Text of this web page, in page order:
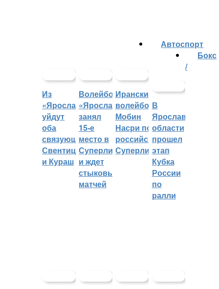
Из
«Ярославича»
уйдут
оба
связующих:
Свентицкис
и Кураш
Волейбольный
«Ярославич»
занял
15-е
место в
Суперлиге
и ждет
стыковых
матчей
Иранский
волейболист
Мобин
Насри покинет
российскую
Суперлигу
Автоспорт
В
Ярославской
области
прошел
этап
Кубка
России
по
ралли
Бокс
/